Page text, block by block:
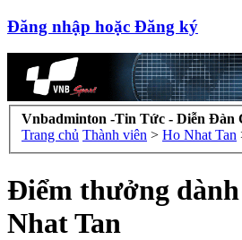
Đăng nhập hoặc Đăng ký
Vnbadminton -Tin Tức - Diễn Đàn
Trang chủ Thành viên > Ho Nhat Tan
Điểm thưởng
Nhat Tan